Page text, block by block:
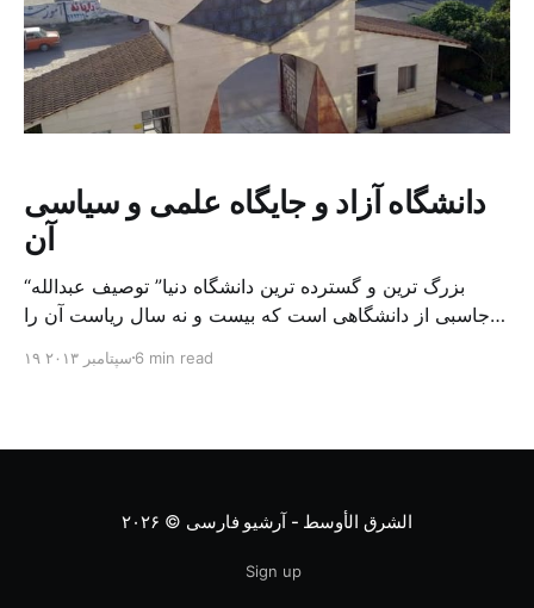
دانشگاه آزاد و جایگاه علمی و سیاسی
آن
“بزرگ ترین و گسترده ترین دانشگاه دنیا” توصیف عبدالله
جاسبی از دانشگاهی است که بیست و نه سال ریاست آن را
جنجال های فراوان جای خود را به فرهاد دانشجو داد. قشر
۱۹ سپتامبر ۲۰۱۳ 6 min read
الشرق الأوسط - آرشیو فارسی © ۲۰۲۶
Sign up